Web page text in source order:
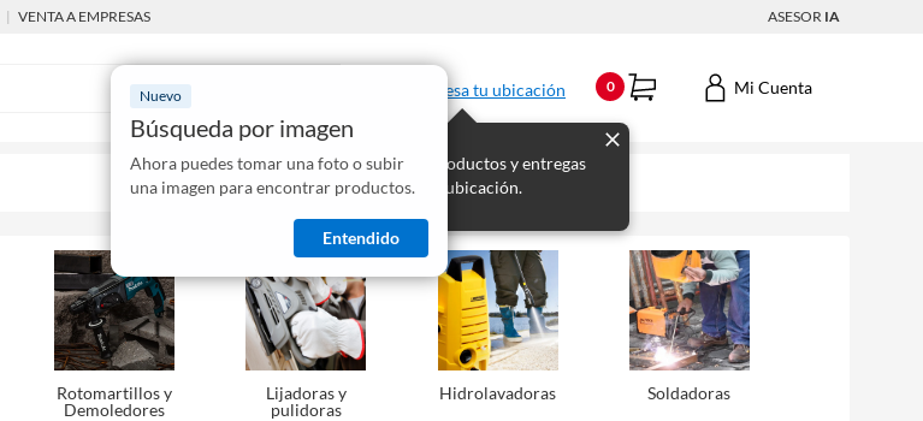
| VENTA A EMPRESAS ASESOR IA
Nuevo
Búsqueda por imagen
Ahora puedes tomar una foto o subir
una imagen para encontrar productos.
Entendido
Ingresa tu ubicación
Mostraremos los productos y entregas
disponibles para tu ubicación.
0 Mi Cuenta
Rotomartillos y
Demoledores
Lijadoras y
pulidoras
Hidrolavadoras Soldadoras